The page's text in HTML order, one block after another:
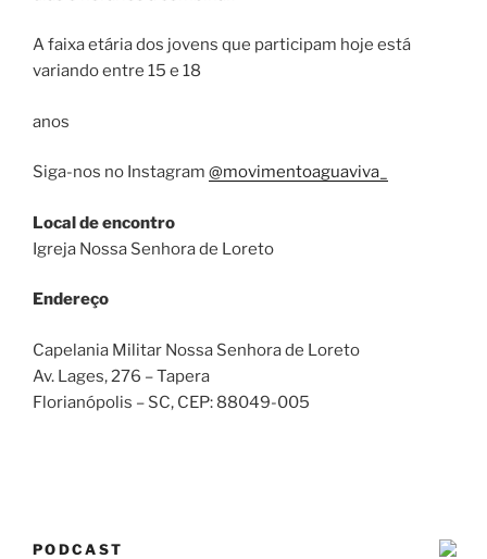
A faixa etária dos jovens que participam hoje está
variando entre 15 e 18
anos
Siga-nos no Instagram @movimentoaguaviva_
Local de encontro
Igreja Nossa Senhora de Loreto
Endereço
Capelania Militar Nossa Senhora de Loreto
Av. Lages, 276 – Tapera
Florianópolis – SC, CEP: 88049-005
PODCAST